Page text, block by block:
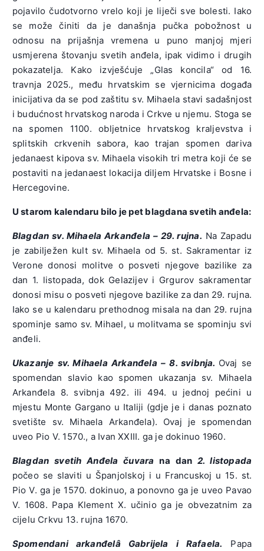
pojavilo čudotvorno vrelo koji je liječi sve bolesti. Iako
se može činiti da je današnja pučka pobožnost u
odnosu na prijašnja vremena u puno manjoj mjeri
usmjerena štovanju svetih anđela, ipak vidimo i drugih
pokazatelja. Kako izvješćuje „Glas koncila“ od 16.
travnja 2025., među hrvatskim se vjernicima događa
inicijativa da se pod zaštitu sv. Mihaela stavi sadašnjost
i budućnost hrvatskog naroda i Crkve u njemu. Stoga se
na spomen 1100. obljetnice hrvatskog kraljevstva i
splitskih crkvenih sabora, kao trajan spomen dariva
jedanaest kipova sv. Mihaela visokih tri metra koji će se
postaviti na jedanaest lokacija diljem Hrvatske i Bosne i
Hercegovine.
U starom kalendaru bilo je pet blagdana svetih anđela:
Blagdan sv. Mihaela Arkanđela – 29. rujna. Na Zapadu
je zabilježen kult sv. Mihaela od 5. st. Sakramentar iz
Verone donosi molitve o posveti njegove bazilike za
dan 1. listopada, dok Gelazijev i Grgurov sakramentar
donosi misu o posveti njegove bazilike za dan 29. rujna.
Iako se u kalendaru prethodnog misala na dan 29. rujna
spominje samo sv. Mihael, u molitvama se spominju svi
anđeli.
Ukazanje sv. Mihaela Arkanđela – 8. svibnja. Ovaj se
spomendan slavio kao spomen ukazanja sv. Mihaela
Arkanđela 8. svibnja 492. ili 494. u jednoj pećini u
mjestu Monte Gargano u Italiji (gdje je i danas poznato
svetište sv. Mihaela Arkanđela). Ovaj je spomendan
uveo Pio V. 1570., a Ivan XXIII. ga je dokinuo 1960.
Blagdan svetih Anđela čuvara na dan2. listopada
počeo se slaviti u Španjolskoj i u Francuskoj u 15. st.
Pio V. ga je 1570. dokinuo, a ponovno ga je uveo Pavao
V. 1608. Papa Klement X. učinio ga je obvezatnim za
cijelu Crkvu 13. rujna 1670.
Spomendani arkanđelâ Gabrijela i Rafaela. Papa